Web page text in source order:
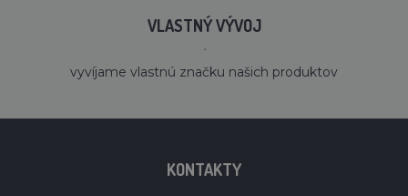
VLASTNÝ VÝVOJ
´
vyvíjame vlastnú značku našich produktov
KONTAKTY